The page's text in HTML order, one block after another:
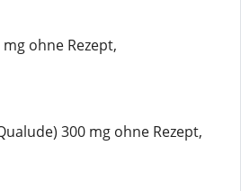
ohne Rezept,
300 mg ohne Rezept,